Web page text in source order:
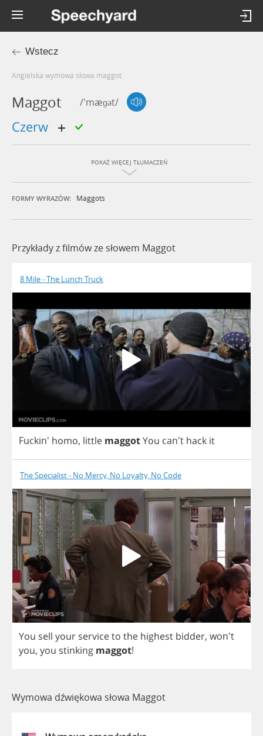
Wstecz
Angielska wymowa słowa maggot
Maggot /'mæɡət/
czerw
POKAŻ WIĘCEJ TŁUMACZEŃ
FORMY WYRAZÓW: Maggots
Przykłady z filmów ze słowem Maggot
8 Mile - The Lunch Truck
Fuckin' homo, little maggotYou can't hack it
The Specialist - No Mercy, No Loyalty, No Code
You sell your serviceto the highest bidder, won't
you, you stinking maggot!
Wymowa dźwiękowa słowa Maggot